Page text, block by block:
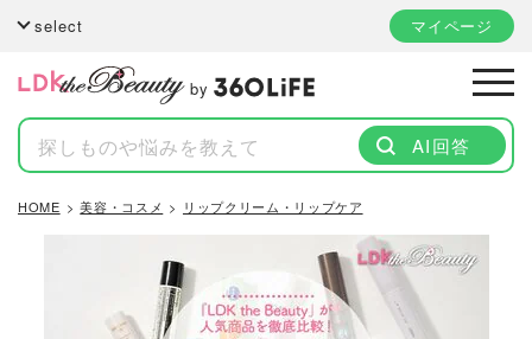
select マイページ
by
AI回答
HOME 美容・コスメ リップクリーム・リップケア